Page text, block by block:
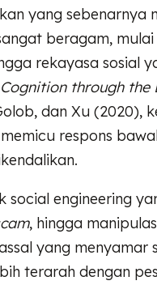
yang sebenarnya
beragam,
rekayasa sosial
through
dan Xu (2020),
respons
social engineering
, hingga
yang
terarah dengan